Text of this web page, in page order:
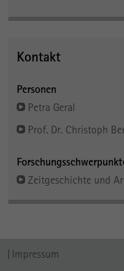
Kontakt
Personen
Petra Geral
Prof. Dr. Christoph
Zeitgeschichte und
Impressum